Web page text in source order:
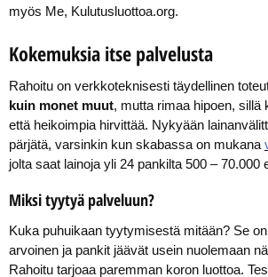
myös Me, Kulutusluottoa.org.
Kokemuksia itse palvelusta
Rahoitu on verkkoteknisesti täydellinen
kuin monet muut, mutta rimaa hipoen, sillä
että heikoimpia hirvittää. Nykyään
pärjätä, varsinkin kun skabassa on mukana
jolta saat lainoja yli 24 pankilta 500 – 70.000
Miksi tyytyä palveluun?
Kuka puhuikaan tyytymisestä mitään? Se
arvoinen ja pankit jäävät usein nuolemaan
Rahoitu tarjoaa paremman koron luottoa.